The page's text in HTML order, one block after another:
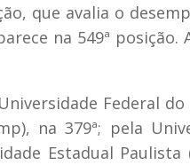
que avalia o
na 549ª
Federal do
na 379ª; pela
Estadual Paulista